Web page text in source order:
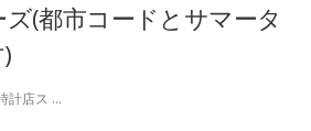
(都市コードとサマータ
計店ス …